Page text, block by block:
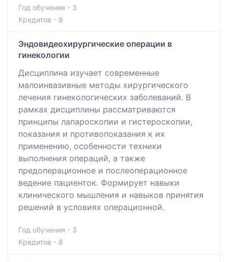
Год обучения - 3
Кредитов - 8
Эндовидеохирургические операции в
гинекологии
Дисциплина изучает современные
малоинвазивные методы хирургического
лечения гинекологических заболеваний. В
рамках дисциплины рассматриваются
принципы лапароскопии и гистероскопии,
показания и противопоказания к их
применению, особенности техники
выполнения операций, а также
предоперационное и послеоперационное
ведение пациенток. Формирует навыки
клинического мышления и навыков принятия
решений в условиях операционной.
Год обучения - 3
Кредитов - 8